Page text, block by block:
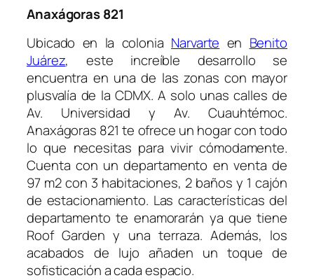
Anaxágoras 821
Ubicado en la colonia Narvarte en Benito
Juárez, este increíble desarrollo se
encuentra en una de las zonas con mayor
plusvalía de la CDMX. A solo unas calles de
Av. Universidad y Av. Cuauhtémoc.
Anaxágoras 821 te ofrece un hogar con todo
lo que necesitas para vivir cómodamente.
Cuenta con un departamento en venta de
97 m2 con 3 habitaciones, 2 baños y 1 cajón
de estacionamiento. Las características del
departamento te enamorarán ya que tiene
Roof Garden y una terraza. Además, los
acabados de lujo añaden un toque de
sofisticación a cada espacio.